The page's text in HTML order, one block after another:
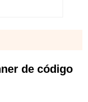
de código